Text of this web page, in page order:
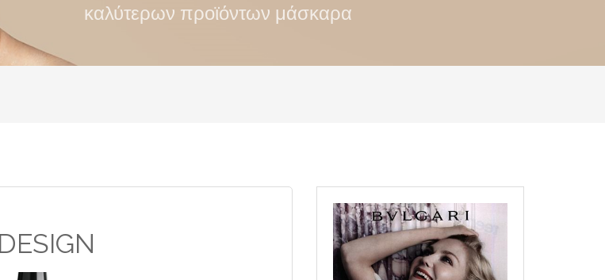
καλύτερων προϊόντων μάσκαρα